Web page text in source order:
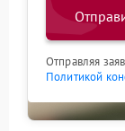
Отправляя
Политикой